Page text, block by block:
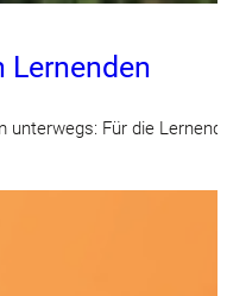
Lernenden
Für die